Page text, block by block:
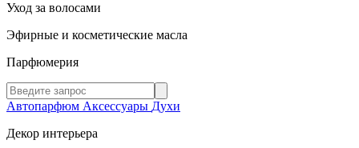
Уход за волосами
Эфирные и косметические масла
Парфюмерия
Автопарфюм Аксессуары Духи
Декор интерьера